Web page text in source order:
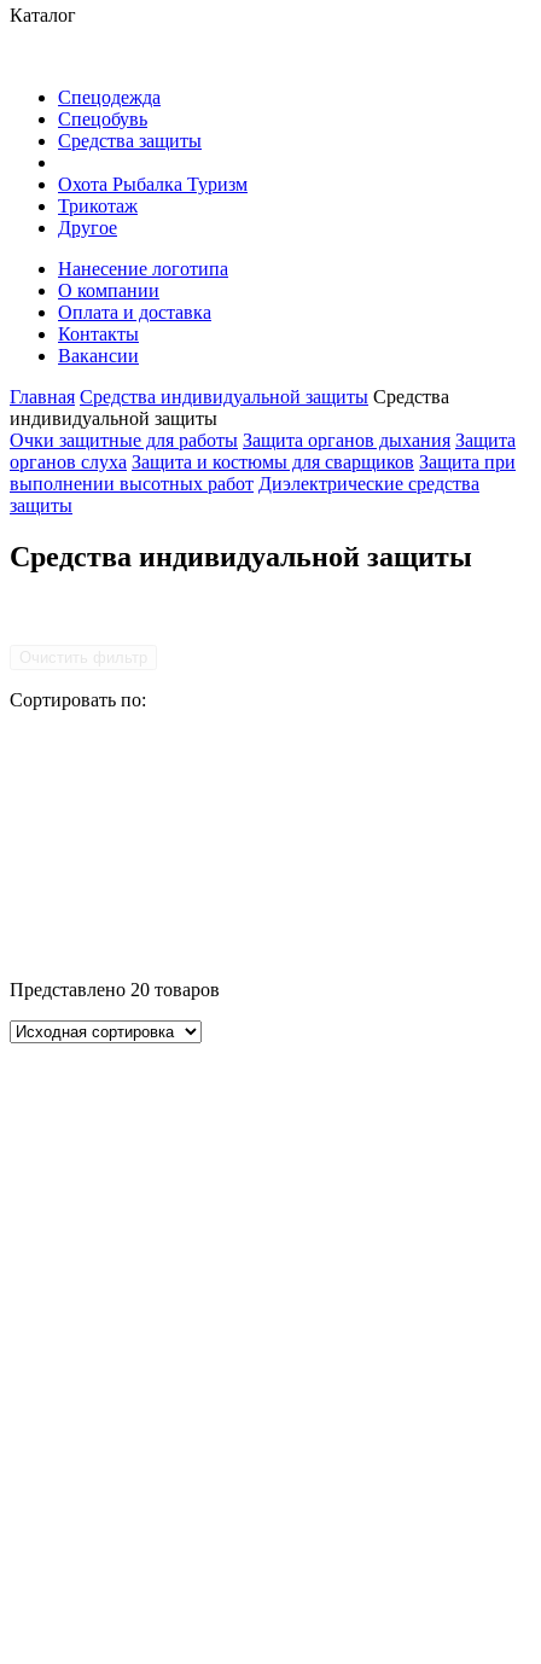
Каталог
Спецодежда
Спецобувь
Средства защиты
Охота Рыбалка Туризм
Трикотаж
Другое
Нанесение логотипа
О компании
Оплата и доставка
Контакты
Вакансии
Главная Средства индивидуальной защиты Средства
индивидуальной защиты
Очки защитные для работы Защита органов дыхания Защита
органов слуха Защита и костюмы для сварщиков Защита при
выполнении высотных работ Диэлектрические средства
защиты
Средства индивидуальной защиты
Сортировать по:
Представлено 20 товаров